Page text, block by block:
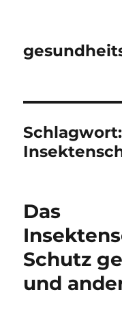
Schlagwort:
Das
Schutz
und